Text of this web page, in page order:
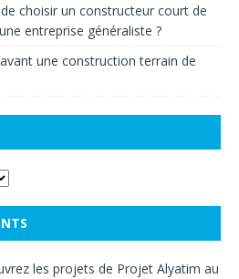
choisir un constructeur court de
entreprise généraliste ?
une construction terrain de
les projets de Projet Alyatim au